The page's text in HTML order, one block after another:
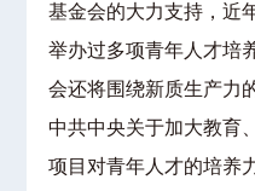
基金会的大力支持，近
举办过多项青年人才培
会还将围绕新质生产力
中共中央关于加大教育
项目对青年人才的培养